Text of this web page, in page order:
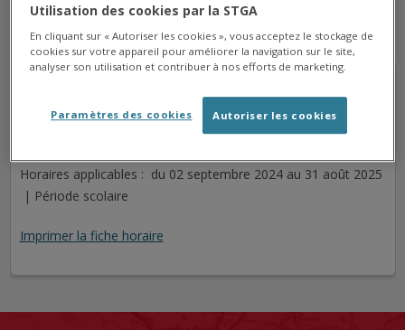
➜
➜
Cet arrêt n'est pas desservi pour le jour sélectionné.
Horaires applicables : du 02 septembre 2024 au 31 août 2025
| Période scolaire
Imprimer la fiche horaire
Utilisation des cookies par la STGA
En cliquant sur « Autoriser les cookies », vous acceptez le stockage de
cookies sur votre appareil pour améliorer la navigation sur le site,
analyser son utilisation et contribuer à nos efforts de marketing.
Autoriser les cookies
Paramètres des cookies